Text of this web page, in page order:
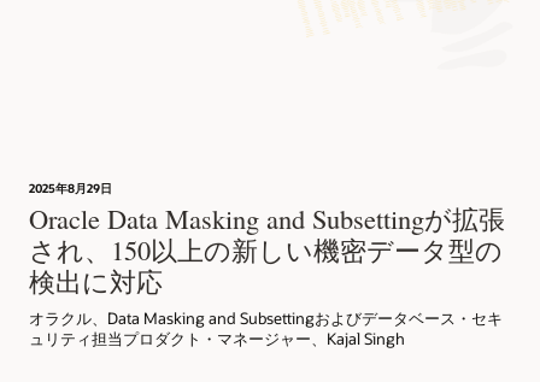
（HTML）
登録
Manager 24aiで機密データを検出する方法、テスト用または
開発用にフォーマットおよび整合性を保持するマスキングを
適用する方法、およびターゲットを絞ったサブセットを作成
してフットプリントを削減し、クラウド移行を加速する方法
を説明します。
今すぐお試しください
2025年8月29日
Oracle Data Masking and Subsettingが拡張
され、150以上の新しい機密データ型の
検出に対応
オラクル、Data Masking and Subsettingおよびデータベース・セキ
ュリティ担当プロダクト・マネージャー、Kajal Singh